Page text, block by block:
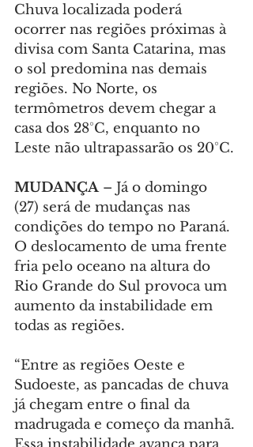
Chuva localizada poderá
ocorrer nas regiões próximas à
divisa com Santa Catarina, mas
o sol predomina nas demais
regiões. No Norte, os
termômetros devem chegar a
casa dos 28°C, enquanto no
Leste não ultrapassarão os 20°C.
MUDANÇA – Já o domingo
(27) será de mudanças nas
condições do tempo no Paraná.
O deslocamento de uma frente
fria pelo oceano na altura do
Rio Grande do Sul provoca um
aumento da instabilidade em
todas as regiões.
“Entre as regiões Oeste e
Sudoeste, as pancadas de chuva
já chegam entre o final da
madrugada e começo da manhã.